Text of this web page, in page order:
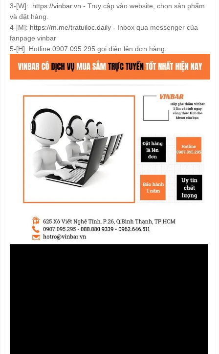
3-[W]: https://vinbar.vn - Truy cập vào website, chọn sản phẩm
và đặt hàng.
4-[M]: https://m.me/tratuiloc.daily- Inbox qua messenger của
fanpage vinbar
5-[H]: Hotline 0907.095.295 gọi điện lên đơn hàng.